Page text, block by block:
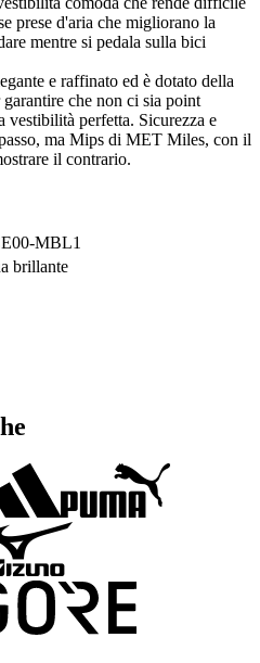
prese d'aria che migliorano la
mentre si pedala sulla bici
e raffinato ed è dotato della
che non ci sia point
vestibilità perfetta. Sicurezza e
ma Mips di MET Miles, con il
il contrario.
MBL1
brillante